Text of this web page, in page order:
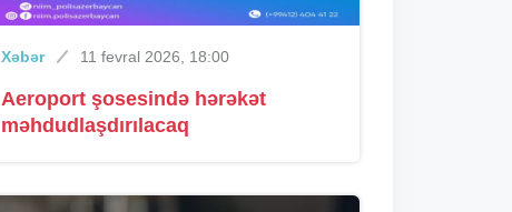
Xəbər 11 fevral 2026, 18:00
Aeroport şosesində hərəkət
məhdudlaşdırılacaq